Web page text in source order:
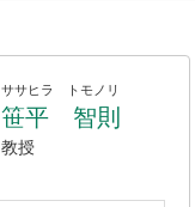
ササヒラ トモノリ
笹平 智則
教授